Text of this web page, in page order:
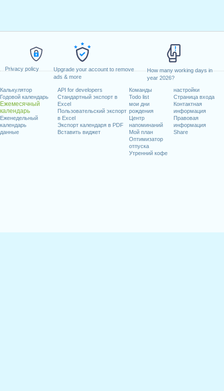
Privacy policy
Upgrade your account to remove
ads & more
How many working days in
year 2026?
Калькулятор
Годовой календарь
Ежемесячный
календарь
Еженедельный
календарь
данные
API for developers
Стандартный экспорт в
Excel
Пользовательский экспорт
в Excel
Экспорт календаря в PDF
Вставить виджет
Команды
Todo list
мои дни
рождения
Центр
напоминаний
Мой план
Оптимизатор
отпуска
Утренний кофе
настройки
Страница входа
Контактная
информация
Правовая
информация
Share